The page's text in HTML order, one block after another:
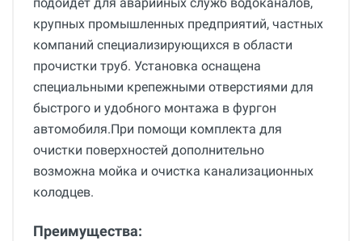
крупных промышленных предприятий, частных
компаний специализирующихся в области
прочистки труб. Установка оснащена
специальными крепежными отверстиями для
быстрого и удобного монтажа в фургон
автомобиля.При помощи комплекта для
очистки поверхностей дополнительно
возможна мойка и очистка канализационных
колодцев.
Преимущества: